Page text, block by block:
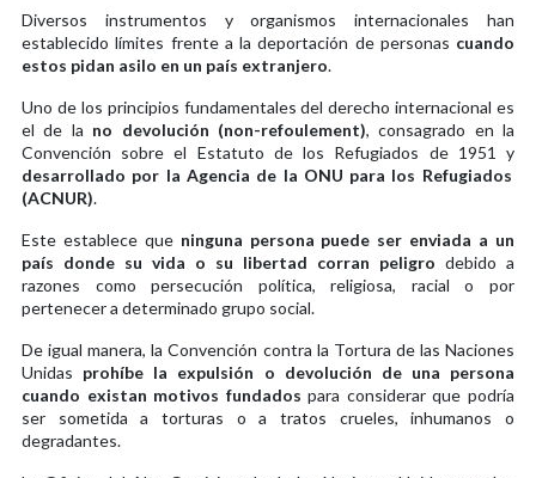
Diversos instrumentos y organismos internacionales han
establecido límites frente a la deportación de personas cuando
estos pidan asilo en un país extranjero.
Uno de los principios fundamentales del derecho internacional es
el de la no devolución (non-refoulement), consagrado en la
Convención sobre el Estatuto de los Refugiados de 1951 y
desarrollado por la Agencia de la ONU para los Refugiados
(ACNUR).
Este establece que ninguna persona puede ser enviada a un
país donde su vida o su libertad corran peligro debido a
razones como persecución política, religiosa, racial o por
pertenecer a determinado grupo social.
De igual manera, la Convención contra la Tortura de las Naciones
Unidas prohíbe la expulsión o devolución de una persona
cuando existan motivos fundadospara considerar que podría
ser sometida a torturas o a tratos crueles, inhumanos o
degradantes.